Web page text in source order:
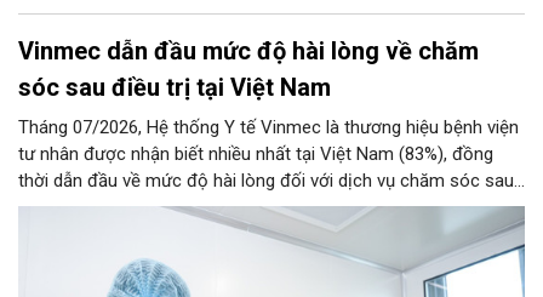
Vinmec dẫn đầu mức độ hài lòng về chăm
sóc sau điều trị tại Việt Nam
Tháng 07/2026, Hệ thống Y tế Vinmec là thương hiệu bệnh viện
tư nhân được nhận biết nhiều nhất tại Việt Nam (83%), đồng
thời dẫn đầu về mức độ hài lòng đối với dịch vụ chăm sóc sau
điều trị.